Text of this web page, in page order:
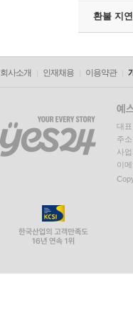
환불 지
회사소개 인재채용 이용약관
대
주
사
이